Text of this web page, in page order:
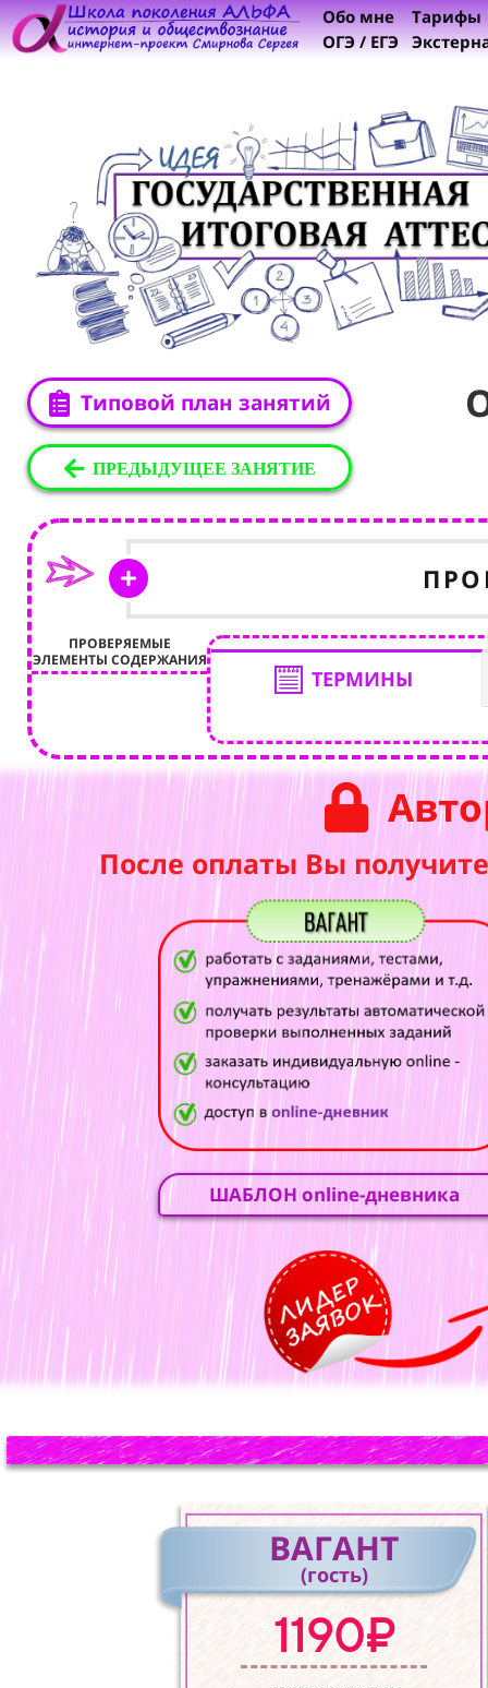
Обо мне
ОГЭ / ЕГЭ
Тарифы
Типовой план занятий
ПРЕДЫДУЩЕЕ ЗАНЯТИЕ
ПРОВЕРЯЕМЫЕ
ЭЛЕМЕНТЫ СОДЕРЖАНИЯ
ТЕРМИНЫ
После оплаты Вы
ШАБЛОН online-дневника
ВАГАНТ
(гость)
1190₽